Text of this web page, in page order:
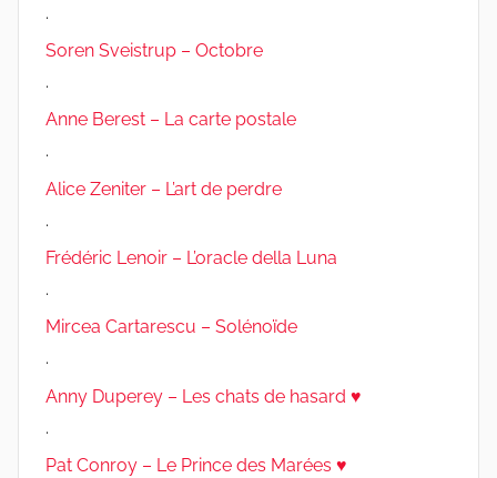
.
Soren Sveistrup – Octobre
.
Anne Berest – La carte postale
.
Alice Zeniter – L’art de perdre
.
Frédéric Lenoir – L’oracle della Luna
.
Mircea Cartarescu – Solénoïde
.
Anny Duperey – Les chats de hasard ♥
.
Pat Conroy – Le Prince des Marées ♥